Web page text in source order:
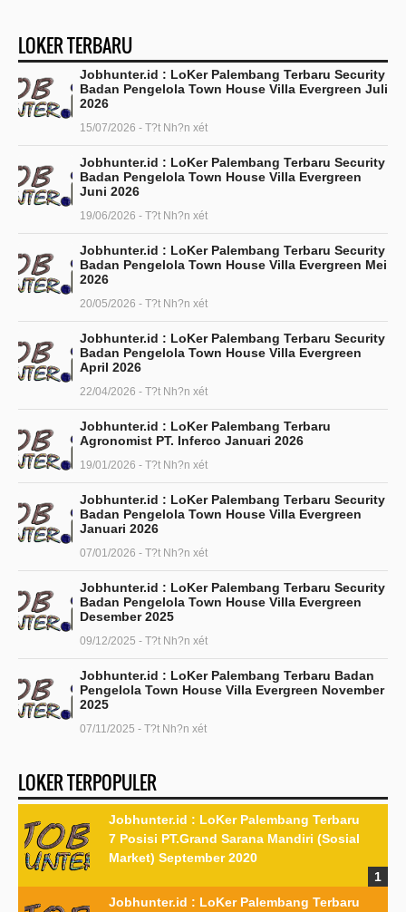
LOKER TERBARU
Jobhunter.id : LoKer Palembang Terbaru Security
Badan Pengelola Town House Villa Evergreen Juli
2026
15/07/2026 - T?t Nh?n xét
Jobhunter.id : LoKer Palembang Terbaru Security
Badan Pengelola Town House Villa Evergreen
Juni 2026
19/06/2026 - T?t Nh?n xét
Jobhunter.id : LoKer Palembang Terbaru Security
Badan Pengelola Town House Villa Evergreen Mei
2026
20/05/2026 - T?t Nh?n xét
Jobhunter.id : LoKer Palembang Terbaru Security
Badan Pengelola Town House Villa Evergreen
April 2026
22/04/2026 - T?t Nh?n xét
Jobhunter.id : LoKer Palembang Terbaru
Agronomist PT. Inferco Januari 2026
19/01/2026 - T?t Nh?n xét
Jobhunter.id : LoKer Palembang Terbaru Security
Badan Pengelola Town House Villa Evergreen
Januari 2026
07/01/2026 - T?t Nh?n xét
Jobhunter.id : LoKer Palembang Terbaru Security
Badan Pengelola Town House Villa Evergreen
Desember 2025
09/12/2025 - T?t Nh?n xét
Jobhunter.id : LoKer Palembang Terbaru Badan
Pengelola Town House Villa Evergreen November
2025
07/11/2025 - T?t Nh?n xét
LOKER TERPOPULER
Jobhunter.id : LoKer Palembang Terbaru
7 Posisi PT.Grand Sarana Mandiri (Sosial
Market) September 2020
Jobhunter.id : LoKer Palembang Terbaru